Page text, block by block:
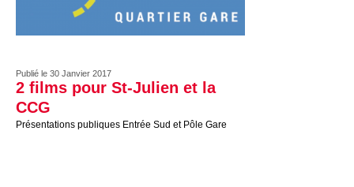
Publié le 30 Janvier 2017
2 films pour St-Julien et la
CCG
Présentations publiques Entrée Sud et Pôle Gare